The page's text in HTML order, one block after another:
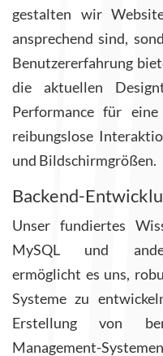
gestalten wir
ansprechend sind,
Benutzererfahrung
die aktuellen
Performance für
reibungslose
und Bildschirmgrößen.
Backend-
Unser fundiertes
MySQL und
ermöglicht es uns,
Systeme zu
Erstellung von
Management-